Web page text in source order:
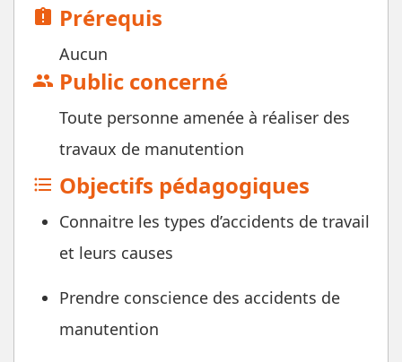
assignment_late Prérequis
Aucun
group Public concerné
Toute personne amenée à réaliser des
travaux de manutention
format_list_bulleted Objectifs pédagogiques
Connaitre les types d’accidents de travail
et leurs causes
Prendre conscience des accidents de
manutention